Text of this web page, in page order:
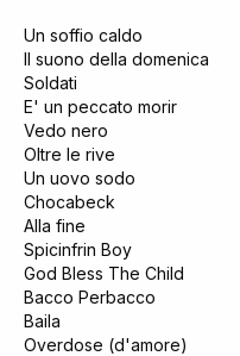
Un soffio caldo
Il suono della domenica
Soldati
E' un peccato morir
Vedo nero
Oltre le rive
Un uovo sodo
Chocabeck
Alla fine
Spicinfrin Boy
God Bless The Child
Bacco Perbacco
Baila
Overdose (d'amore)